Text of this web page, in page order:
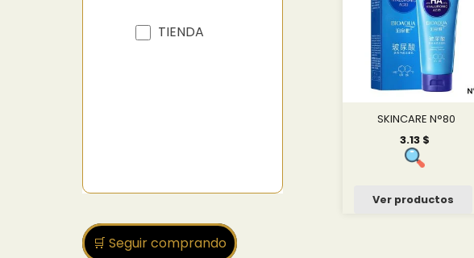
SKINCARE N°80
3.13 $
Ver productos
TIENDA
🛒 Seguir comprando